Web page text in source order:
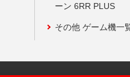
ーン 6RR PLUS
その他 ゲーム機一